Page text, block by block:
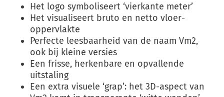
Het logo symboliseert ‘vierkante meter’
Het visualiseert bruto en netto vloer­
oppervlakte
Perfecte leesbaarheid van de naam Vm2,
ook bij kleine versies
Een frisse, herkenbare en opvallende
uitstaling
Een extra visuele ‘grap’: het 3D-aspect van